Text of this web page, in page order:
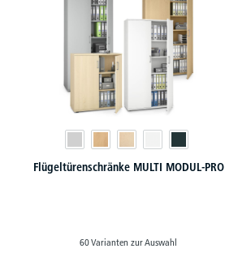
Flügeltürenschränke MULTI MODUL-PRO
60 Varianten zur Auswahl